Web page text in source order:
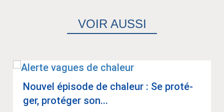
VOIR AUSSI
Nou­vel épi­sode de cha­leur : Se pro­té­
ger, pro­té­ger son...